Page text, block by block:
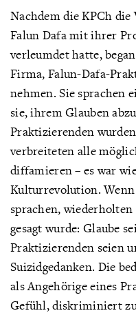
Nachdem die KPCh
Falun Dafa mit ihrer
verleumdet hatte,
Firma, Falun-Dafa-
nehmen. Sie sprachen
sie, ihrem Glauben
Praktizierenden
verbreiteten alle
diffamieren – es war
Kulturrevolution. Wenn
sprachen,
gesagt wurde: Glaube
Praktizierenden seien
Suizidgedanken. Die
als Angehörige eines
Gefühl, diskriminiert